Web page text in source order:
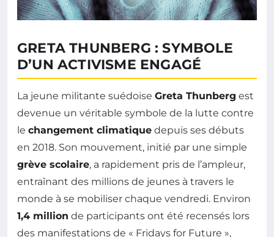
GRETA THUNBERG : SYMBOLE
D’UN ACTIVISME ENGAGÉ
La jeune militante suédoise Greta Thunberg est
devenue un véritable symbole de la lutte contre
le changement climatique depuis ses débuts
en 2018. Son mouvement, initié par une simple
grève scolaire, a rapidement pris de l’ampleur,
entraînant des millions de jeunes à travers le
monde à se mobiliser chaque vendredi. Environ
1,4 million de participants ont été recensés lors
des manifestations de « Fridays for Future »,